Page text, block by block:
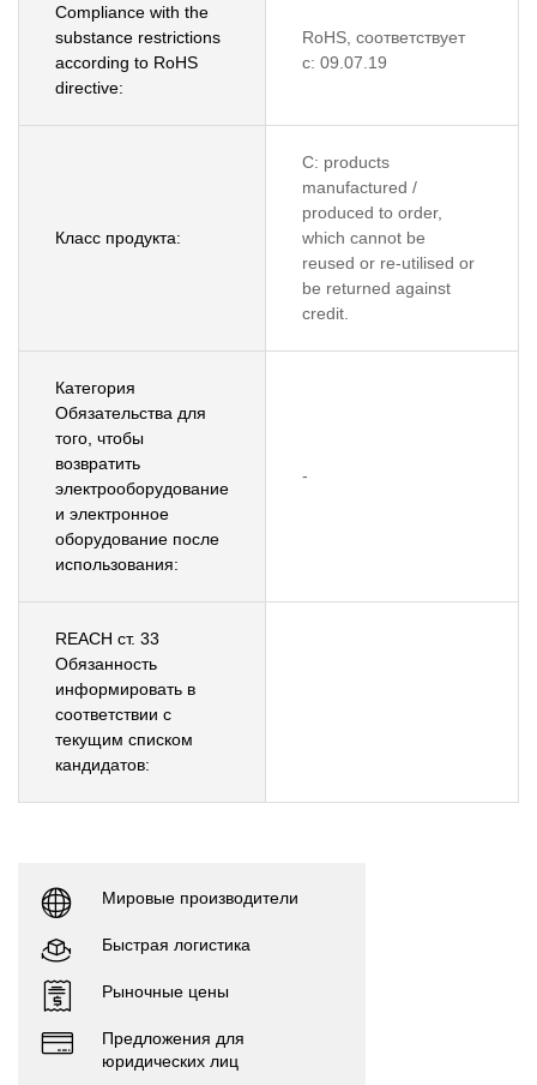
Compliance with the
substance restrictions
according to RoHS
directive:
RoHS, соответствует
с: 09.07.19
Класс продукта:
C: products
manufactured /
produced to order,
which cannot be
reused or re-utilised or
be returned against
credit.
Категория
Обязательства для
того, чтобы
возвратить
электрооборудование
и электронное
оборудование после
использования:
-
REACH ст. 33
Обязанность
информировать в
соответствии с
текущим списком
кандидатов:
Мировые производители
Быстрая логистика
Рыночные цены
Предложения для
юридических лиц